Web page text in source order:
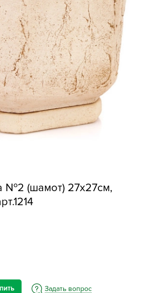
№2 (шамот) 27х27см,
Задать вопрос